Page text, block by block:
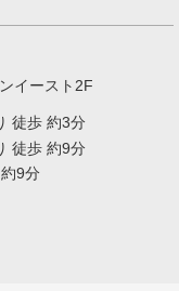
イースト2F
徒歩 約3分
徒歩 約9分
9分